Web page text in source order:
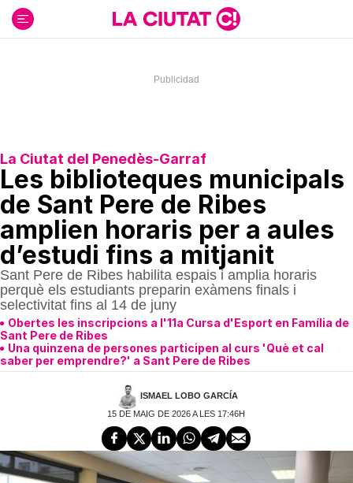
contenido
La Ciutat del Penedès-Garraf
Les biblioteques municipals
de Sant Pere de Ribes
amplien horaris per a aules
d’estudi fins a mitjanit
Sant Pere de Ribes habilita espais i amplia horaris
perquè els estudiants preparin exàmens finals i
selectivitat fins al 14 de juny
Obertes les inscripcions a l'11a Cursa d'Esport en Família de
Sant Pere de Ribes
Una quinzena de persones participen al curs 'Què et cal
saber per emprendre?' a Sant Pere de Ribes
ISMAEL LOBO GARCÍA
15 DE MAIG DE 2026 A LES 17:46H